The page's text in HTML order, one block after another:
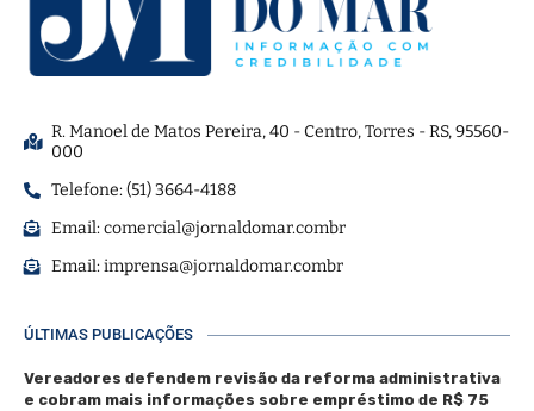
R. Manoel de Matos Pereira, 40 - Centro, Torres - RS, 95560-
000
Telefone: (51) 3664-4188
Email:comercial@jornaldomar.combr
Email:imprensa@jornaldomar.combr
ÚLTIMAS PUBLICAÇÕES
Vereadores defendem revisão da reforma administrativa
e cobram mais informações sobre empréstimo de R$ 75